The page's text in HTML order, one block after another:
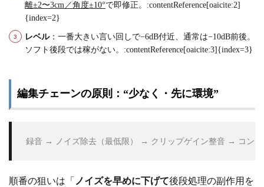
離±2〜3cm／角度±10°で即修正。:contentReference[oaicite:2]
{index=2}
レベル：一番大きい言い回しで−6dB付近、通常は−10dB前後。
ソフト後段では稼がない。:contentReference[oaicite:3]{index=3}
編集チェーンの原則：“少なく・先に環境”
録音 → ノイズ除去（最低限） → クリップゲイン整音 → コン
順番の狙いは「 ノイズを早めに下げて後段処理の副作用を